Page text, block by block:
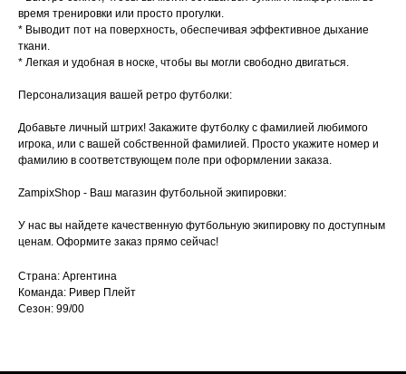
время тренировки или просто прогулки.
* Выводит пот на поверхность, обеспечивая эффективное дыхание
ткани.
* Легкая и удобная в носке, чтобы вы могли свободно двигаться.
Персонализация вашей ретро футболки:
Добавьте личный штрих! Закажите футболку с фамилией любимого
игрока, или с вашей собственной фамилией. Просто укажите номер и
фамилию в соответствующем поле при оформлении заказа.
ZampixShop - Ваш магазин футбольной экипировки:
У нас вы найдете качественную футбольную экипировку по доступным
ценам. Оформите заказ прямо сейчас!
Страна: Аргентина
Команда: Ривер Плейт
Сезон: 99/00